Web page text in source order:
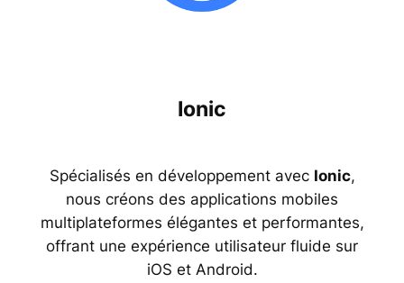
Ionic
Spécialisés en développement avec Ionic,
nous créons des applications mobiles
multiplateformes élégantes et performantes,
offrant une expérience utilisateur fluide sur
iOS et Android.